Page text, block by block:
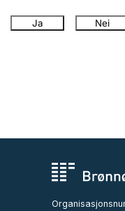
Ja Nei